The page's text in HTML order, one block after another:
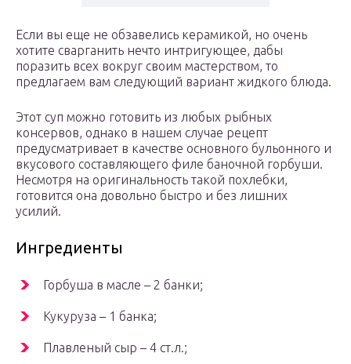
Если вы еще не обзавелись керамикой, но очень
хотите сварганить нечто интригующее, дабы
поразить всех вокруг своим мастерством, то
предлагаем вам следующий вариант жидкого блюда.
Этот суп можно готовить из любых рыбных
консервов, однако в нашем случае рецепт
предусматривает в качестве основного бульонного и
вкусового составляющего филе баночной горбуши.
Несмотря на оригинальность такой похлебки,
готовится она довольно быстро и без лишних
усилий.
Ингредиенты
Горбуша в масле – 2 банки;
Кукуруза – 1 банка;
Плавленый сыр – 4 ст.л.;